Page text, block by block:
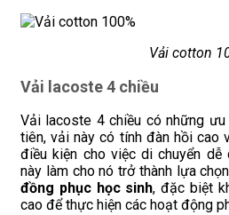
Vải cotton
Vải lacoste 4 chiều
Vải lacoste 4 chiều có những
tiên, vải này có tính đàn hồi cao
điều kiện cho việc di chuyển
này làm cho nó trở thành lựa
đồng phục học sinh, đặc biệt
cao để thực hiện các hoạt động